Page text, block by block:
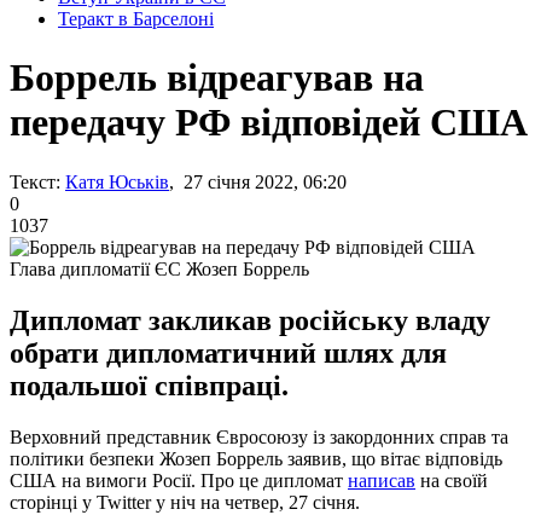
Теракт в Барселоні
Боррель відреагував на
передачу РФ відповідей США
Текст: Катя Юськів, 27 січня 2022, 06:20
0
1037
Глава дипломатії ЄС Жозеп Боррель
Дипломат закликав російську владу
обрати дипломатичний шлях для
подальшої співпраці.
Верховний представник Євросоюзу із закордонних справ та
політики безпеки Жозеп Боррель заявив, що вітає відповідь
США на вимоги Росії. Про це дипломат написав на своїй
сторінці у Twitter у ніч на четвер, 27 січня.